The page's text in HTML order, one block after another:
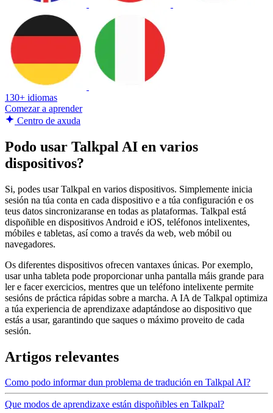
130+ idiomas
Comezar a aprender
Centro de axuda
Podo usar Talkpal AI en varios
dispositivos?
Si, podes usar Talkpal en varios dispositivos. Simplemente inicia
sesión na túa conta en cada dispositivo e a túa configuración e os
teus datos sincronizaranse en todas as plataformas. Talkpal está
dispoñible en dispositivos Android e iOS, teléfonos intelixentes,
móbiles e tabletas, así como a través da web, web móbil ou
navegadores.
Os diferentes dispositivos ofrecen vantaxes únicas. Por exemplo,
usar unha tableta pode proporcionar unha pantalla máis grande para
ler e facer exercicios, mentres que un teléfono intelixente permite
sesións de práctica rápidas sobre a marcha. A IA de Talkpal optimiza
a túa experiencia de aprendizaxe adaptándose ao dispositivo que
estás a usar, garantindo que saques o máximo proveito de cada
sesión.
Artigos relevantes
Como podo informar dun problema de tradución en Talkpal AI?
Que modos de aprendizaxe están dispoñibles en Talkpal?